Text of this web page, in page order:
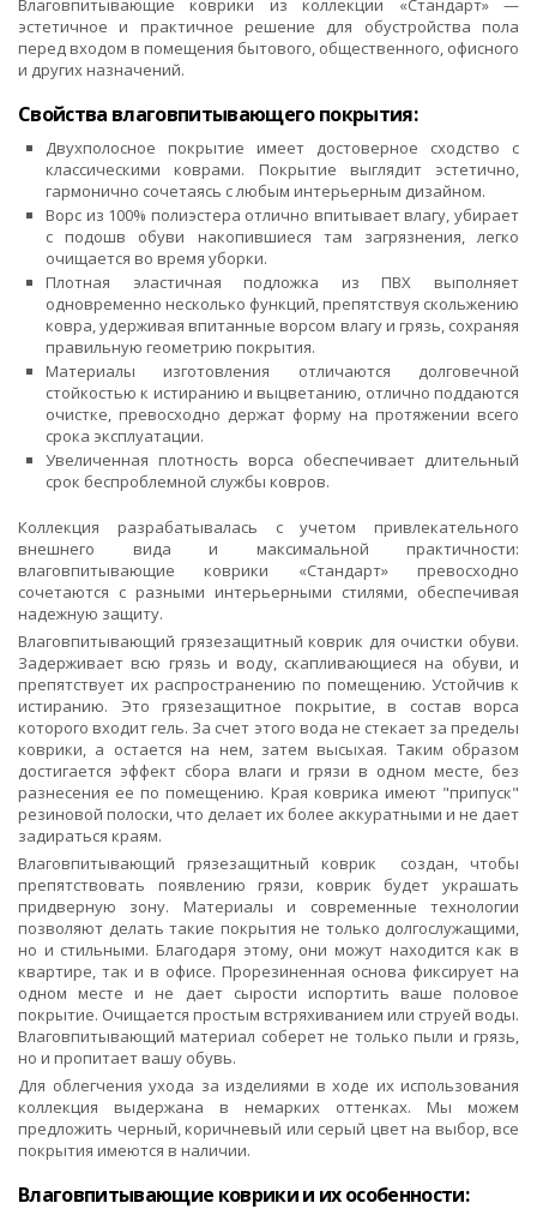
Влаговпитывающие коврики из коллекции «Стандарт» —
эстетичное и практичное решение для обустройства пола
перед входом в помещения бытового, общественного, офисного
и других назначений.
Свойства влаговпитывающего покрытия:
Двухполосное покрытие имеет достоверное сходство с
классическими коврами. Покрытие выглядит эстетично,
гармонично сочетаясь с любым интерьерным дизайном.
Ворс из 100% полиэстера отлично впитывает влагу, убирает
с подошв обуви накопившиеся там загрязнения, легко
очищается во время уборки.
Плотная эластичная подложка из ПВХ выполняет
одновременно несколько функций, препятствуя скольжению
ковра, удерживая впитанные ворсом влагу и грязь, сохраняя
правильную геометрию покрытия.
Материалы изготовления отличаются долговечной
стойкостью к истиранию и выцветанию, отлично поддаются
очистке, превосходно держат форму на протяжении всего
срока эксплуатации.
Увеличенная плотность ворса обеспечивает длительный
срок беспроблемной службы ковров.
Коллекция разрабатывалась с учетом привлекательного
внешнего вида и максимальной практичности:
влаговпитывающие коврики «Стандарт» превосходно
сочетаются с разными интерьерными стилями, обеспечивая
надежную защиту.
Влаговпитывающий грязезащитный коврик для очистки обуви.
Задерживает всю грязь и воду, скапливающиеся на обуви, и
препятствует их распространению по помещению. Устойчив к
истиранию. Это грязезащитное покрытие, в состав ворса
которого входит гель. За счет этого вода не стекает за пределы
коврики, а остается на нем, затем высыхая. Таким образом
достигается эффект сбора влаги и грязи в одном месте, без
разнесения ее по помещению. Края коврика имеют "припуск"
резиновой полоски, что делает их более аккуратными и не дает
задираться краям.
Влаговпитывающий грязезащитный коврик создан, чтобы
препятствовать появлению грязи, коврик будет украшать
придверную зону. Материалы и современные технологии
позволяют делать такие покрытия не только долгослужащими,
но и стильными. Благодаря этому, они можут находится как в
квартире, так и в офисе. Прорезиненная основа фиксирует на
одном месте и не дает сырости испортить ваше половое
покрытие. Очищается простым встряхиванием или струей воды.
Влаговпитывающий материал соберет не только пыли и грязь,
но и пропитает вашу обувь.
Для облегчения ухода за изделиями в ходе их использования
коллекция выдержана в немарких оттенках. Мы можем
предложить черный, коричневый или серый цвет на выбор, все
покрытия имеются в наличии.
Влаговпитывающие коврики и их особенности: